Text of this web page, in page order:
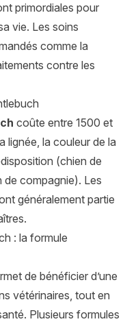
primordiales pour
vie. Les soins
comme la
contre les
coûte entre 1500 et
lignée, la couleur de la
(chien de
de compagnie). Les
généralement partie
: la formule
de bénéficier d’une
vétérinaires, tout en
Plusieurs formules